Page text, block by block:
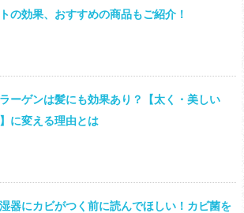
の効果、おすすめの商品もご紹介！
ーゲンは髪にも効果あり？【太く・美しい
に変える理由とは
器にカビがつく前に読んでほしい！カビ菌を